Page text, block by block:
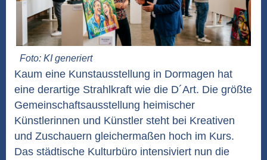
Foto: KI generiert
Kaum eine Kunstausstellung in Dormagen hat
eine derartige Strahlkraft wie die D´Art. Die größte
Gemeinschaftsausstellung heimischer
Künstlerinnen und Künstler steht bei Kreativen
und Zuschauern gleichermaßen hoch im Kurs.
Das städtische Kulturbüro intensiviert nun die